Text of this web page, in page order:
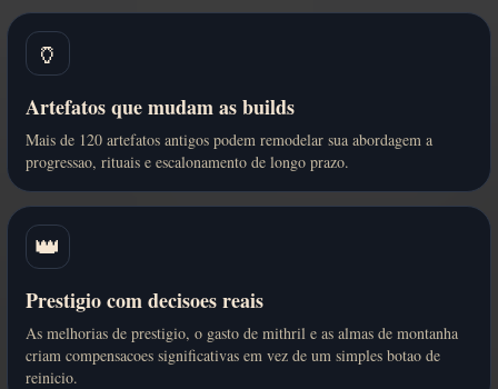
🏺
Artefatos que mudam as builds
Mais de 120 artefatos antigos podem remodelar sua abordagem a
progressao, rituais e escalonamento de longo prazo.
👑
Prestigio com decisoes reais
As melhorias de prestigio, o gasto de mithril e as almas de montanha
criam compensacoes significativas em vez de um simples botao de
reinicio.